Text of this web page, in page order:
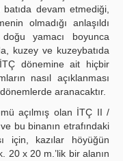
devam etmediği,
olmadığı anlaşıldı
yamacı boyunca
kuzey ve kuzeybatıda
dönemine ait hiçbir
nasıl açıklanması
aranacaktır.
açılmış olan İTÇ II /
ve bu binanın etrafındaki
için, kazılar höyüğün
20 x 20 m.’lik bir alanın